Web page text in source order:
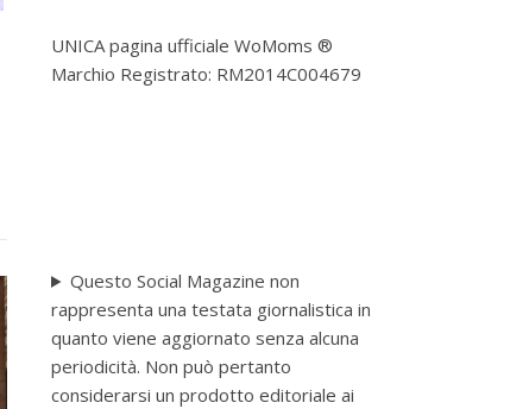
UNICA pagina ufficiale WoMoms ®
Marchio Registrato: RM2014C004679
Questo Social Magazine non
rappresenta una testata giornalistica in
quanto viene aggiornato senza alcuna
periodicità. Non può pertanto
considerarsi un prodotto editoriale ai